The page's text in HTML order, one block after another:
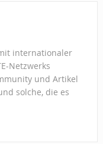
internationaler
Netzwerks
und Artikel
solche, die es